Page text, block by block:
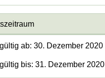
ab: 30. Dezember 2020
bis: 31. Dezember 2020